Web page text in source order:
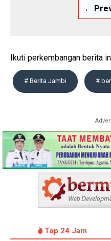
←
Ikuti perkembangan berita
# Berita Jambi #
Top 24 Jam